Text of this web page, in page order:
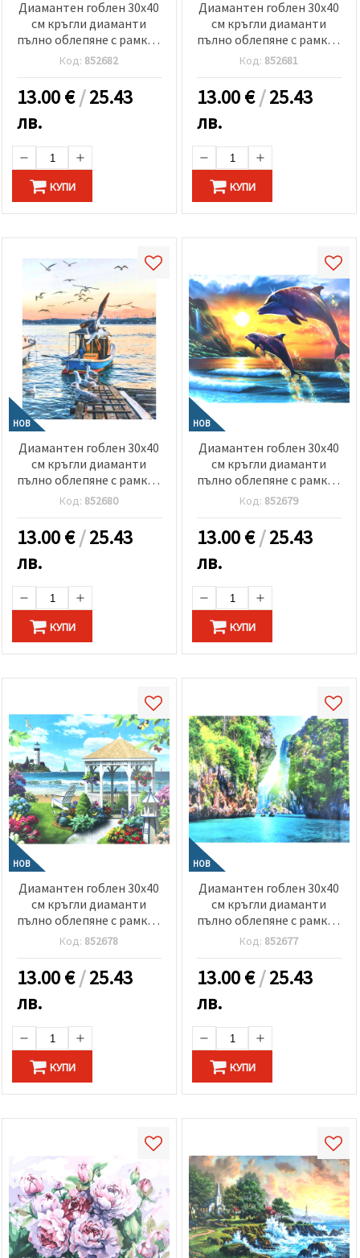
Диамантен гоблен 30x40
см кръгли диаманти
пълно облепяне с рамка -
Цветна елегантност
Код: 852682
13.00€/25.43
лв.
КУПИ
Диамантен гоблен 30x40
см кръгли диаманти
пълно облепяне с рамка -
Романтични лебеди
Код: 852681
13.00€/25.43
лв.
КУПИ
НОВ
Диамантен гоблен 30x40
см кръгли диаманти
пълно облепяне с рамка -
Бургаски вечери
Код: 852680
13.00€/25.43
лв.
КУПИ
НОВ
Диамантен гоблен 30x40
см кръгли диаманти
пълно облепяне с рамка -
Делфини при залез
Код: 852679
13.00€/25.43
лв.
КУПИ
НОВ
Диамантен гоблен 30x40
см кръгли диаманти
пълно облепяне с рамка -
Беседка край морето
Код: 852678
13.00€/25.43
лв.
КУПИ
НОВ
Диамантен гоблен 30x40
см кръгли диаманти
пълно облепяне с рамка -
Райски залив GLD62730
Код: 852677
13.00€/25.43
лв.
КУПИ